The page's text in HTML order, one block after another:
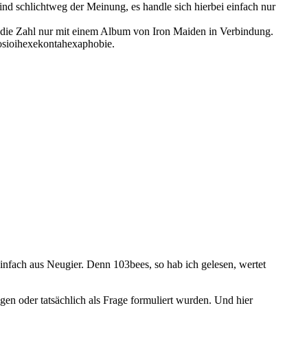
schlichtweg der Meinung, es handle sich hierbei einfach nur
Zahl nur mit einem Album von Iron Maiden in Verbindung.
aus Neugier. Denn 103bees, so hab ich gelesen, wertet
oder tatsächlich als Frage formuliert wurden. Und hier